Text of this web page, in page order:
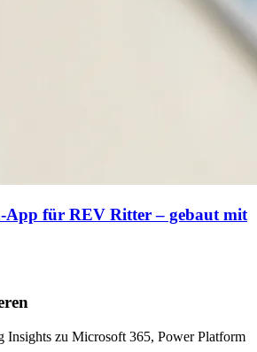
App für REV Ritter – gebaut mit
Insights zu Microsoft 365, Power Platform